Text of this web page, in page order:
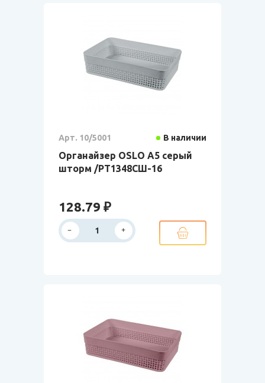
Арт. 10/5001 В наличии
Органайзер OSLO А5 серый
шторм /РТ1348СШ-16
128.79 ₽